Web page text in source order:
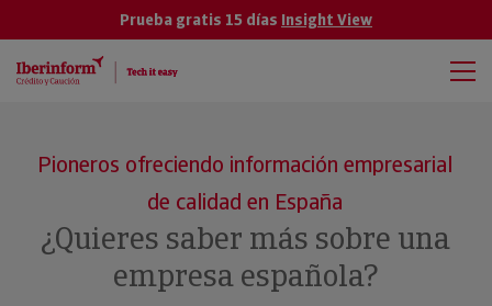
Prueba gratis 15 días Insight View
Pioneros ofreciendo información empresarial
de calidad en España
¿Quieres saber más sobre una
empresa española?